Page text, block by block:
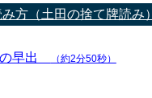
方（土田の捨て牌読み）
の早出 （約2分50秒）